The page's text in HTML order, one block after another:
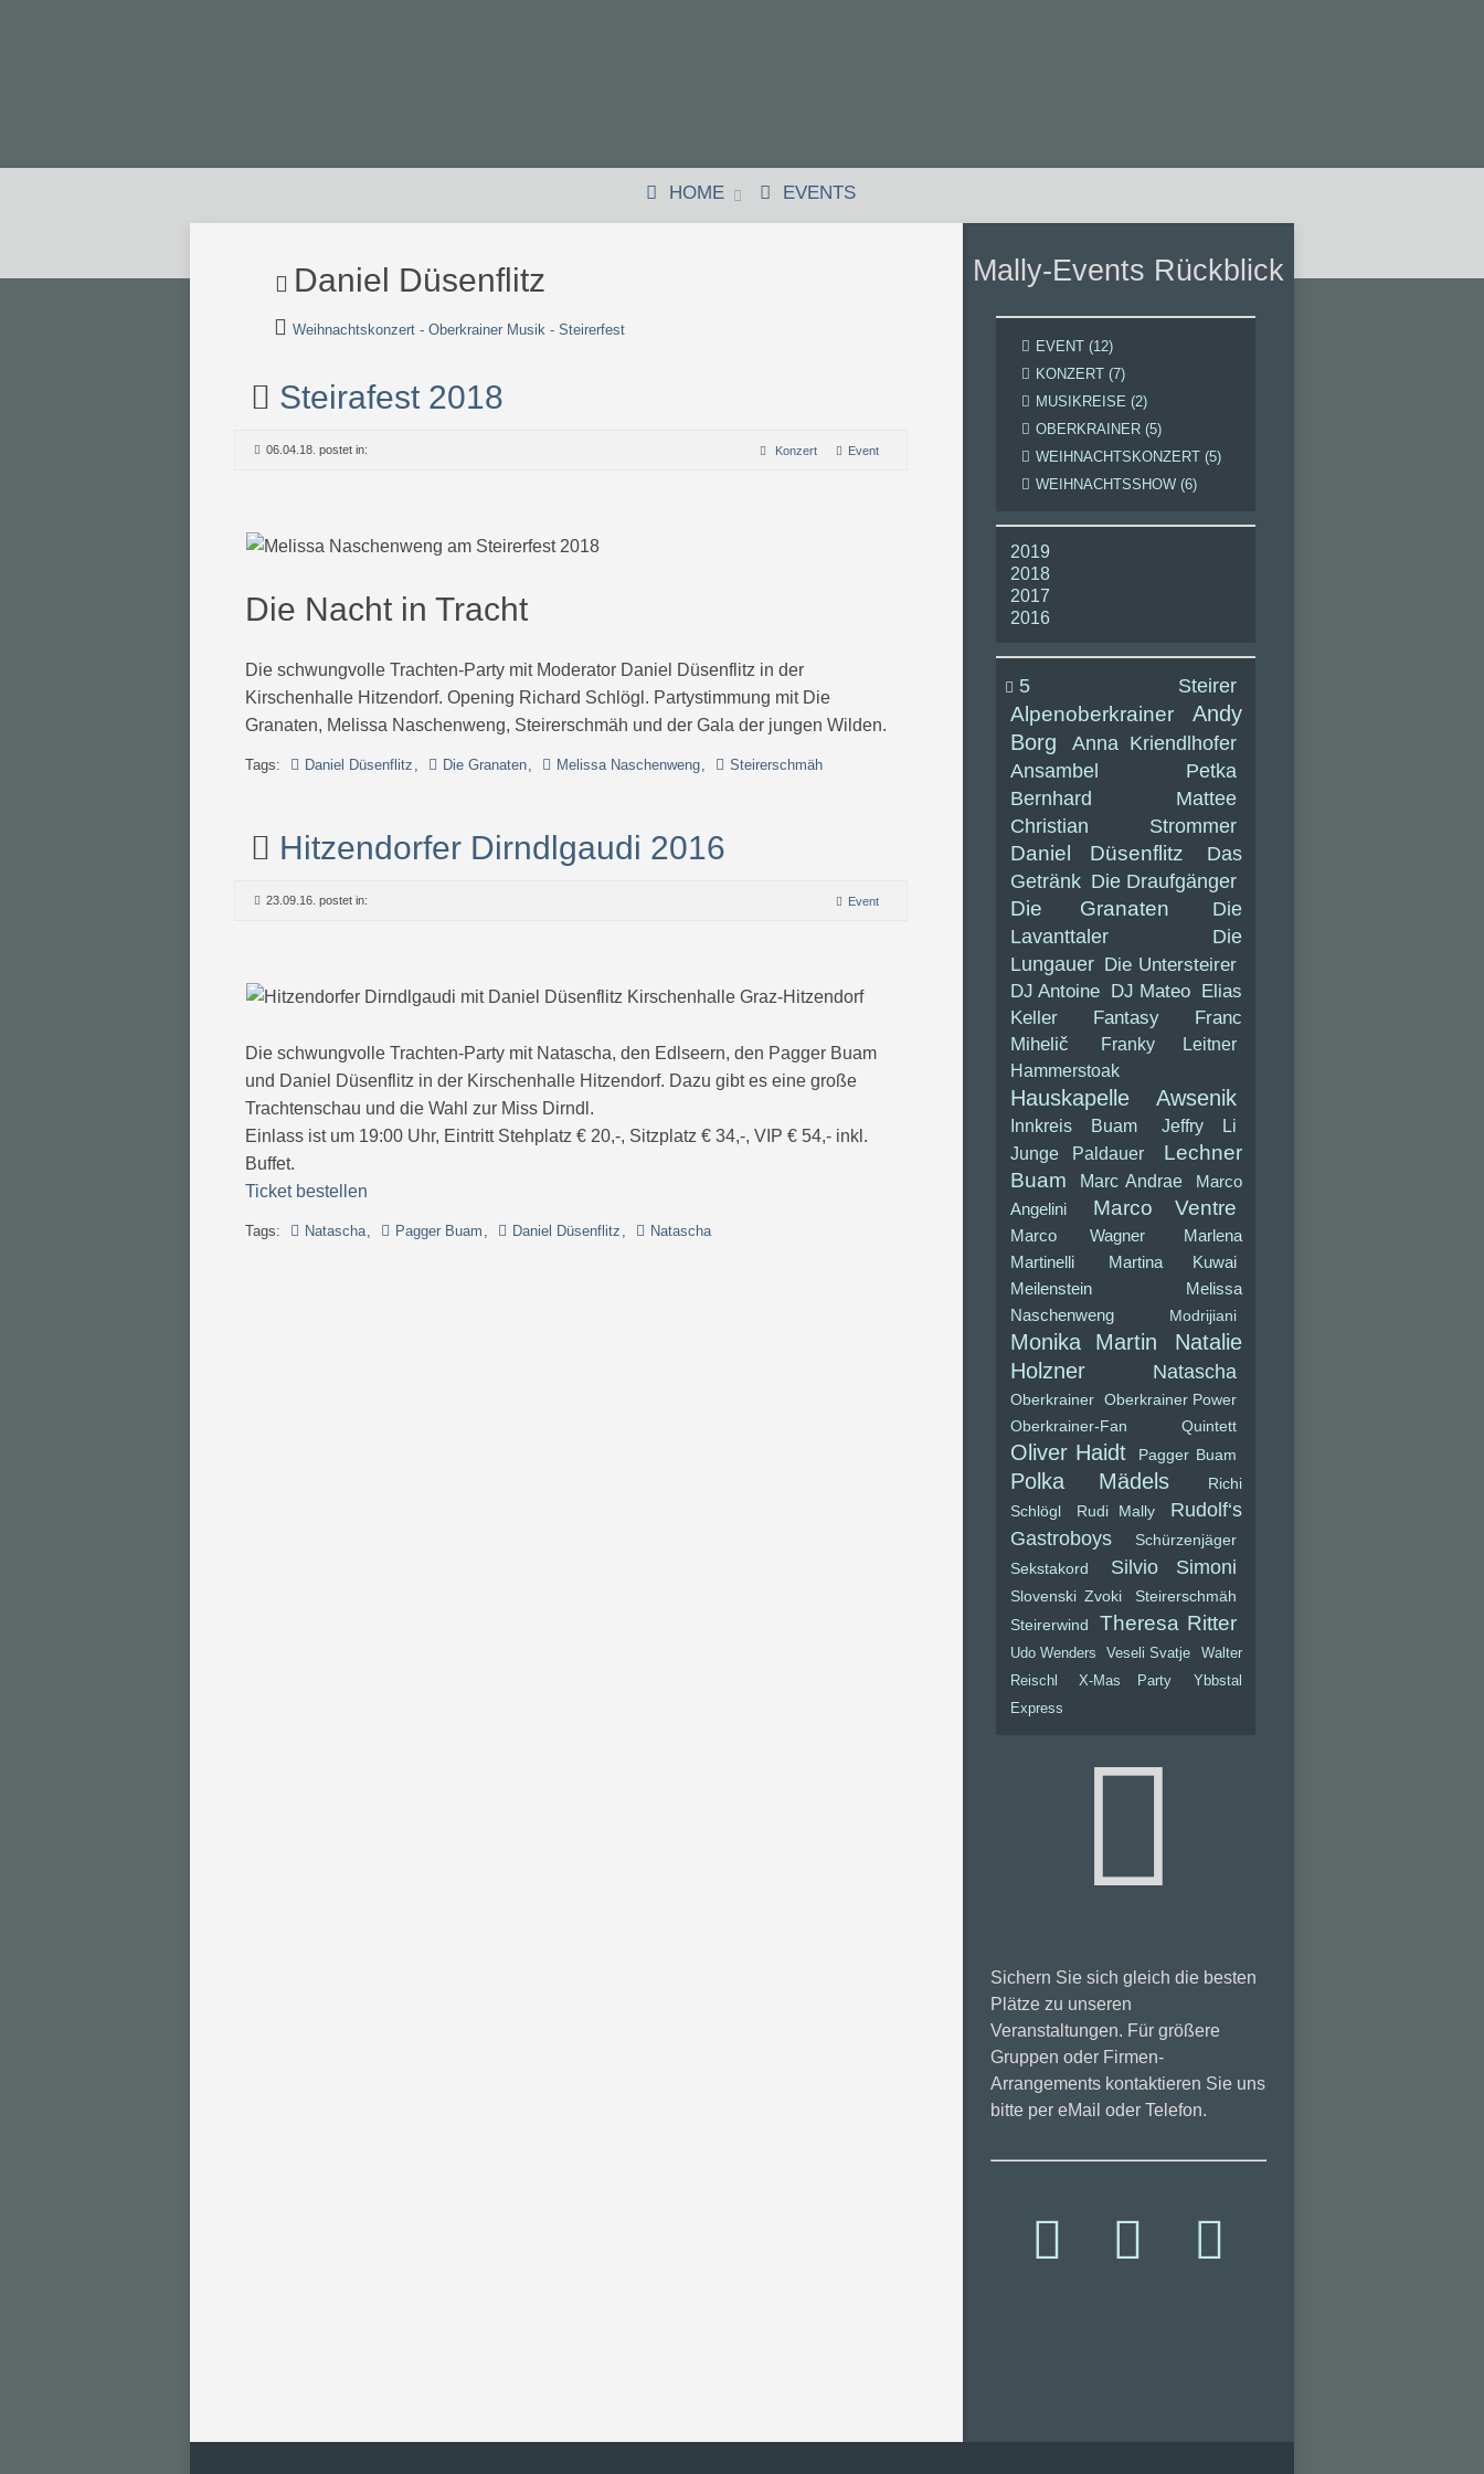
HOME EVENTS
Daniel Düsenflitz
Weihnachtskonzert - Oberkrainer Musik - Steirerfest
Steirafest 2018
06.04.18. postet in: Event
Konzert
Die Nacht in Tracht
Die schwungvolle Trachten-Party mit Moderator Daniel Düsenflitz in der
Kirschenhalle Hitzendorf. Opening Richard Schlögl. Partystimmung mit Die
Granaten, Melissa Naschenweng, Steirerschmäh und der Gala der jungen Wilden.
Tags: Daniel Düsenflitz , Die Granaten, Melissa Naschenweng, Steirerschmäh
Hitzendorfer Dirndlgaudi 2016
23.09.16. postet in: Event
Die schwungvolle Trachten-Party mit Natascha, den Edlseern, den Pagger Buam
und Daniel Düsenflitz in der Kirschenhalle Hitzendorf. Dazu gibt es eine große
Trachtenschau und die Wahl zur Miss Dirndl.
Einlass ist um 19:00 Uhr, Eintritt Stehplatz € 20,-, Sitzplatz € 34,-, VIP € 54,- inkl.
Buffet.
Ticket bestellen
Tags: Natascha, Pagger Buam , Daniel Düsenflitz , Natascha
Mally-Events Rückblick
EVENT (12)
KONZERT (7)
MUSIKREISE (2)
OBERKRAINER (5)
WEIHNACHTSKONZERT (5)
WEIHNACHTSSHOW (6)
2019
2018
2017
2016
5 Steirer
Alpenoberkrainer
Andy
Borg
Anna Kriendlhofer
Ansambel Petka
Bernhard Mattee
Christian Strommer
Daniel Düsenflitz
Das
Getränk Die Draufgänger
Die Granaten
Die
Lavanttaler
Die
Lungauer Die Untersteirer
DJ Antoine DJ Mateo Elias
Keller
Fantasy
Franc
Mihelič
Franky Leitner
Hammerstoak
Hauskapelle Awsenik
Innkreis Buam
Jeffry Li
Junge Paldauer
Lechner
Buam
Marc Andrae
Marco
Angelini
Marco Ventre
Marco Wagner
Marlena
Martinelli
Martina Kuwai
Meilenstein
Melissa
Naschenweng
Modrijiani
Monika Martin
Natalie
Holzner
Natascha
Oberkrainer Oberkrainer Power
Oberkrainer-Fan Quintett
Oliver Haidt Pagger Buam
Polka Mädels
Richi
Schlögl
Rudi Mally
Rudolf‘s
Gastroboys
Schürzenjäger
Sekstakord
Silvio Simoni
Slovenski Zvoki
Steirerschmäh
Steirerwind
Theresa Ritter
Udo Wenders Veseli Svatje
Walter
Reischl
X-Mas Party
Ybbstal
Express
Sichern Sie sich gleich die besten
Plätze zu unseren
Veranstaltungen. Für größere
Gruppen oder Firmen-
Arrangements kontaktieren Sie uns
bitte per eMail oder Telefon.